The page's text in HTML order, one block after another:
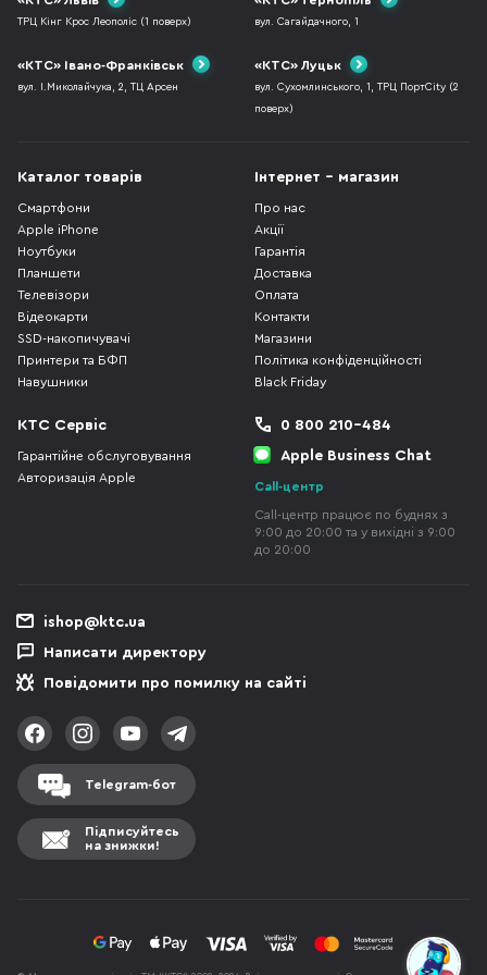
ТРЦ Кінг Крос Леополіс (1 поверх) вул. Сагайдачного, 1
«КТС» Івано-Франківськ
вул. І.Миколайчука, 2, ТЦ Арсен
«КТС» Луцьк
вул. Сухомлинського, 1, ТРЦ ПортCity (2
поверх)
Каталог товарів
Смартфони
Apple iPhone
Ноутбуки
Планшети
Телевізори
Відеокарти
SSD-накопичувачі
Принтери та БФП
Навушники
Інтернет - магазин
Про нас
Акції
Гарантія
Доставка
Оплата
Контакти
Магазини
Політика конфіденційності
Black Friday
КТС Сервіс
Гарантійне обслуговування
Авторизація Apple
0 800 210-484
Apple Business Chat
Call-центр
Call-центр працює по буднях з
9:00 до 20:00 та у вихідні з 9:00
до 20:00
ishop@ktc.ua
Написати директору
Повідомити про помилку на сайті
Telegram-бот
Підписуйтесь
на знижки!